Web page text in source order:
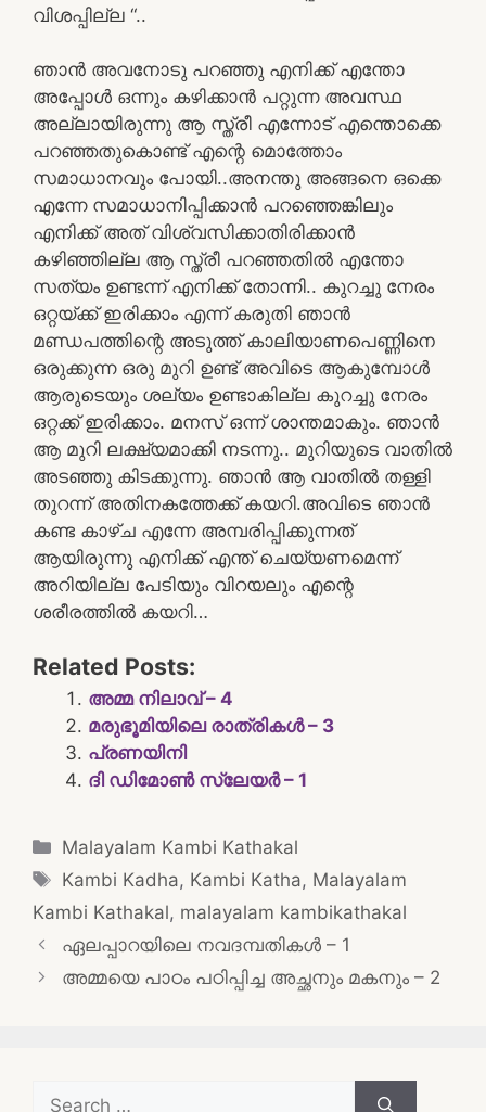
വിശപ്പില്ല “..
ഞാൻ അവനോടു പറഞ്ഞു എനിക്ക് എന്തോ
അപ്പോൾ ഒന്നും കഴിക്കാൻ പറ്റുന്ന അവസ്ഥ
അല്ലായിരുന്നു ആ സ്ത്രീ എന്നോട് എന്തൊക്കെ
പറഞ്ഞതുകൊണ്ട് എന്റെ മൊത്തോം
സമാധാനവും പോയി..അനന്തു അങ്ങനെ ഒക്കെ
എന്നേ സമാധാനിപ്പിക്കാൻ പറഞ്ഞെങ്കിലും
എനിക്ക് അത് വിശ്വസിക്കാതിരിക്കാൻ
കഴിഞ്ഞില്ല ആ സ്ത്രീ പറഞ്ഞതിൽ എന്തോ
സത്യം ഉണ്ടന്ന് എനിക്ക് തോന്നി.. കുറച്ചു നേരം
ഒറ്റയ്ക്ക് ഇരിക്കാം എന്ന് കരുതി ഞാൻ
മണ്ഡപത്തിന്റെ അടുത്ത് കാലിയാണപെണ്ണിനെ
ഒരുക്കുന്ന ഒരു മുറി ഉണ്ട് അവിടെ ആകുമ്പോൾ
ആരുടെയും ശല്യം ഉണ്ടാകില്ല കുറച്ചു നേരം
ഒറ്റക്ക് ഇരിക്കാം. മനസ് ഒന്ന് ശാന്തമാകും. ഞാൻ
ആ മുറി ലക്ഷ്യമാക്കി നടന്നു.. മുറിയുടെ വാതിൽ
അടഞ്ഞു കിടക്കുന്നു. ഞാൻ ആ വാതിൽ തള്ളി
തുറന്ന് അതിനകത്തേക്ക് കയറി.അവിടെ ഞാൻ
കണ്ട കാഴ്ച എന്നേ അമ്പരിപ്പിക്കുന്നത്
ആയിരുന്നു എനിക്ക് എന്ത് ചെയ്യണമെന്ന്
അറിയില്ല പേടിയും വിറയലും എന്റെ
ശരീരത്തിൽ കയറി…
Related Posts:
അമ്മ നിലാവ് – 4
മരുഭൂമിയിലെ രാത്രികൾ – 3
പ്രണയിനി
ദി ഡിമോൺ സ്ലേയർ – 1
Categories
Malayalam Kambi Kathakal
Tags
Kambi Kadha, Kambi Katha, Malayalam
Kambi Kathakal, malayalam kambikathakal
Post
navigation
ഏലപ്പാറയിലെ നവദമ്പതികൾ – 1
അമ്മയെ പാഠം പഠിപ്പിച്ച അച്ഛനും മകനും – 2
Search